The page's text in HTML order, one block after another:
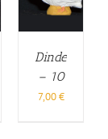
Dinde
– 10
cm
7,00€